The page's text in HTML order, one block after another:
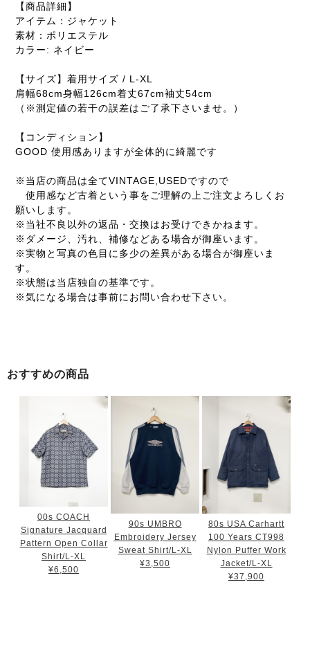
【商品詳細】
アイテム：ジャケット
素材：ポリエステル
カラー: ネイビー
【サイズ】着用サイズ / L-XL
肩幅68cm身幅126cm着丈67cm袖丈54cm
（※測定値の若干の誤差はご了承下さいませ。）
【コンディション】
GOOD 使用感ありますが全体的に綺麗です
※当店の商品は全てVINTAGE,USEDですので
使用感など古着という事をご理解の上ご注文よろしくお
願いします。
※当社不良以外の返品・交換はお受けできかねます。
※ダメージ、汚れ、補修などある場合が御座います。
※実物と写真の色目に多少の差異がある場合が御座いま
す。
※状態は当店独自の基準です。
※気になる場合は事前にお問い合わせ下さい。
おすすめの商品
00s COACH
Signature Jacquard
Pattern Open Collar
Shirt/L-XL
¥6,500
90s UMBRO
Embroidery Jersey
Sweat Shirt/L-XL
¥3,500
80s USA Carhartt
100 Years CT998
Nylon Puffer Work
Jacket/L-XL
¥37,900